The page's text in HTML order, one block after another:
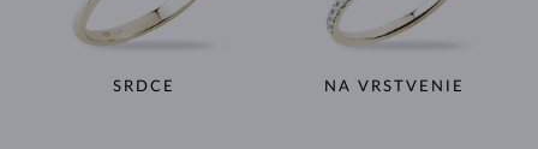
SRDCE NA VRSTVENIE